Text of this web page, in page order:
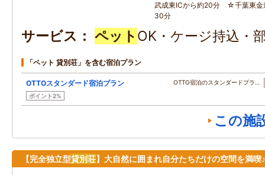
武成東ICから約20分 ☆千葉東金
30分
サービス ペット OK・ケージ持込・
「ペット 貸別荘」を含む宿泊プラン
OTTOスタンダード宿泊プラン
ポイント2%
OTTO宿泊のスタンダードプラ…
この施
【完全独立型貸別荘】大自然に囲まれ自分たちだけの空間を満喫♪